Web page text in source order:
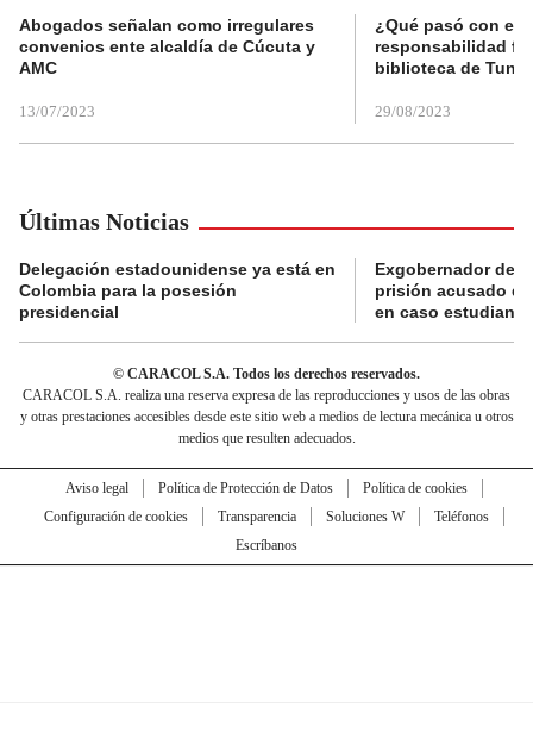
Abogados señalan como irregulares
convenios ente alcaldía de Cúcuta y
AMC
13/07/2023
¿Qué pasó con el
responsabilidad
biblioteca de
29/08/2023
Últimas Noticias
Delegación estadounidense ya está en
Colombia para la posesión
presidencial
Exgobernador de
prisión acusado
en caso
© CARACOL S.A. Todos los derechos reservados.
CARACOL S.A. realiza una reserva expresa de las reproducciones y usos de las obras
y otras prestaciones accesibles desde este sitio web a medios de lectura mecánica u otros
medios que resulten adecuados.
Aviso legal Política de Protección de Datos
Política de cookies
Configuración de cookies
Transparencia Soluciones W
Teléfonos
Escríbanos